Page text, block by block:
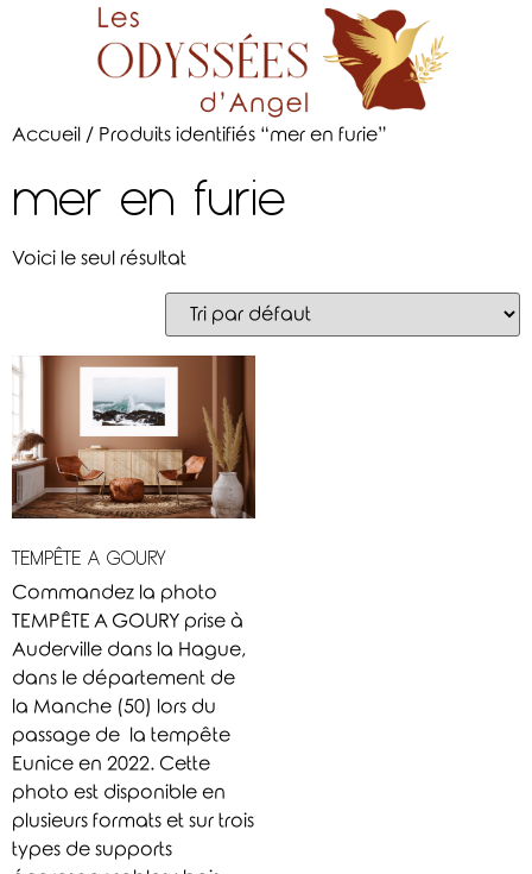
Accueil / Produits identifiés “mer en furie”
mer en furie
Voici le seul résultat
TEMPÊTE A GOURY
Commandez la photo
TEMPÊTE A GOURY prise à
Auderville dans la Hague,
dans le département de
la Manche (50) lors du
passage de la tempête
Eunice en 2022. Cette
photo est disponible en
plusieurs formats et sur trois
types de supports